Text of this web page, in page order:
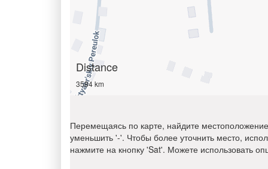
Distance
3584 km
Перемещаясь по карте, найдите
уменьшить '-'. Чтобы более уточнить место,
нажмите на кнопку 'Sat'. Можете использовать